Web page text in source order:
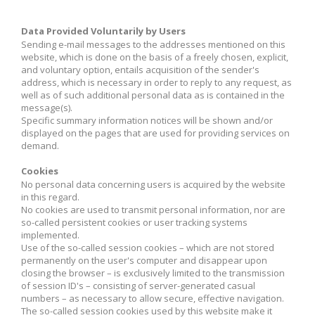
Data Provided Voluntarily by Users
Sending e-mail messages to the addresses mentioned on this
website, which is done on the basis of a freely chosen, explicit,
and voluntary option, entails acquisition of the sender's
address, which is necessary in order to reply to any request, as
well as of such additional personal data as is contained in the
message(s).
Specific summary information notices will be shown and/or
displayed on the pages that are used for providing services on
demand.
Cookies
No personal data concerning users is acquired by the website
in this regard.
No cookies are used to transmit personal information, nor are
so-called persistent cookies or user tracking systems
implemented.
Use of the so-called session cookies – which are not stored
permanently on the user's computer and disappear upon
closing the browser – is exclusively limited to the transmission
of session ID's – consisting of server-generated casual
numbers – as necessary to allow secure, effective navigation.
The so-called session cookies used by this website make it